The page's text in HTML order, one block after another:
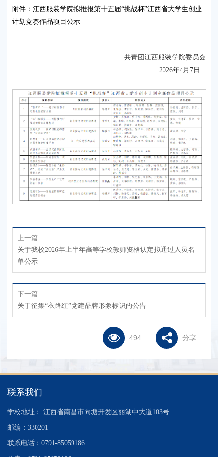
494 分享
附件：江西服装学院拟推报第十五届“挑战杯”江西省大学生创业
计划竞赛作品项目公示
共青团江西服装学院委员会
2026年4月7日
上一篇
关于我校2026年上半年高等学校教师资格认定拟通过人员名
单公示
下一篇
关于征集“衣路红”党建品牌形象标识的公告
联系我们
学校地址： 江西省南昌市向塘开发区丽湖中大道103号
邮编：330201
联系电话：0791-85059186